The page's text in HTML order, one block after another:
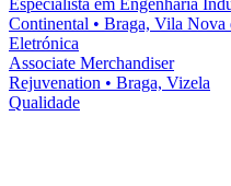
Especialista em Engenharia
Continental • Braga, Vila Nova
Eletrónica
Associate Merchandiser
Rejuvenation • Braga, Vizela
Qualidade